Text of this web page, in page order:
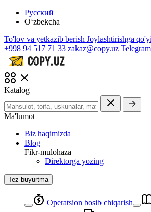
Русский
O‘zbekcha
To'lov va yetkazib berish Joylashtirishga
+998 94 517 71 33 zakaz@copy.uz
Katalog
Ma'lumot
Biz haqimizda
Blog
Fikr-mulohaza
Direktorga yozing
Tez buyurtma
Operatsion bosib chiqarish